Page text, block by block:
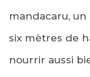
mandacaru, un
six mètres de
nourrir aussi